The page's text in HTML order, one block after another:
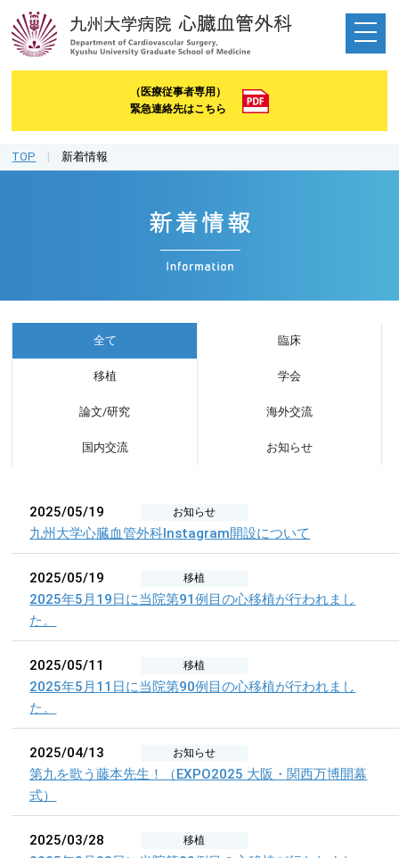
（医療従事者専用）
緊急連絡先はこちら
TOP | 新着情報
全て 臨床
移植 学会
論文/研究 海外交流
国内交流 お知らせ
2025/05/19 お知らせ
九州大学心臓血管外科Instagram開設について
2025/05/19 移植
2025年5月19日に当院第91例目の心移植が行われまし
た。
2025/05/11 移植
2025年5月11日に当院第90例目の心移植が行われまし
た。
2025/04/13 お知らせ
第九を歌う藤本先生！（EXPO2025 大阪・関西万博開幕
式）
2025/03/28 移植